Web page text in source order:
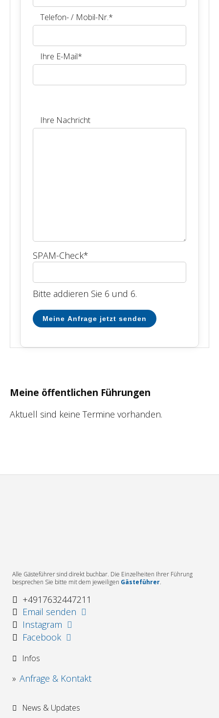
Telefon- / Mobil-Nr.*
Ihre E-Mail*
Ihre Nachricht
SPAM-Check*
Bitte addieren Sie 6 und 6.
Meine Anfrage jetzt senden
Meine öffentlichen Führungen
Aktuell sind keine Termine vorhanden.
Alle Gästeführer sind direkt buchbar. Die Einzelheiten Ihrer Führung
besprechen Sie bitte mit dem jeweiligen Gästeführer.
+4917632447211
Email senden
Instagram
Facebook
Infos
Anfrage & Kontakt
News & Updates